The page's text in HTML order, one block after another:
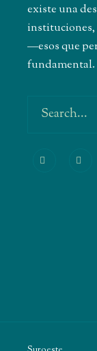
existe una
instituciones,
―esos que
fundamental.